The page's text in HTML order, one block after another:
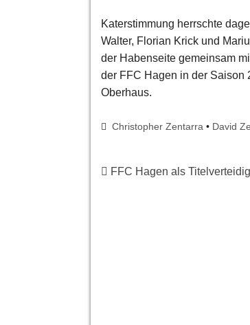
Katerstimmung herrschte
Walter, Florian Krick und
der Habenseite gemeinsam
der FFC Hagen in der Saison
Oberhaus.
Christopher Zentarra • David
FFC Hagen als